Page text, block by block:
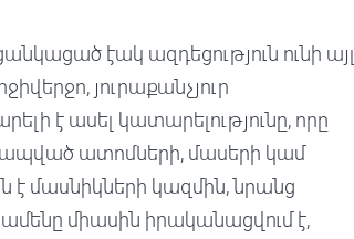
էակ ազդեցություն ունի այլ
յուրաքանչյուր
է ասել կատարելությունը, որը
ատոմների, մասերի կամ
մասնիկների կազմին, նրանց
միասին իրականացվում է,